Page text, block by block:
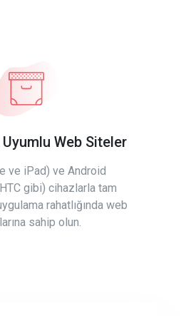
Web Siteler
ve iPad) ve Android
gibi) cihazlarla tam
rahatlığında web
sahip olun.